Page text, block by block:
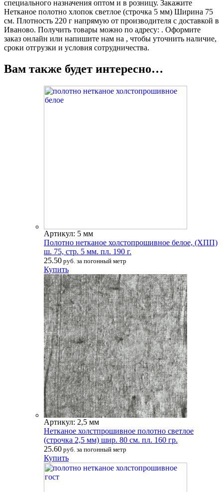
специального назначения оптом и в розницу. Закажите
Нетканое полотно хлопок светлое (строчка 5 мм) Ширина 75
см. Плотность 220 г напрямую от производителя с доставкой в
Иваново. Получить товары можно по адресу: . Оформите
заказ онлайн или напишите нам на , чтобы уточнить наличие,
сроки отгрузки и условия сотрудничества.
Вам также будет интересно…
Артикул: 5 мм
Полотно нетканое холстопрошивное белое, (ХПП)
ш. 75, стр. 5 мм. пл. 190 г.
25.50 руб. за погонный метр
Купить
Артикул: 2,5 мм
Нетканое холстпрошивное полотно светлое
(строчка 2,5 мм) шир. 80 см. пл. 160 гр.
25.60 руб. за погонный метр
Купить